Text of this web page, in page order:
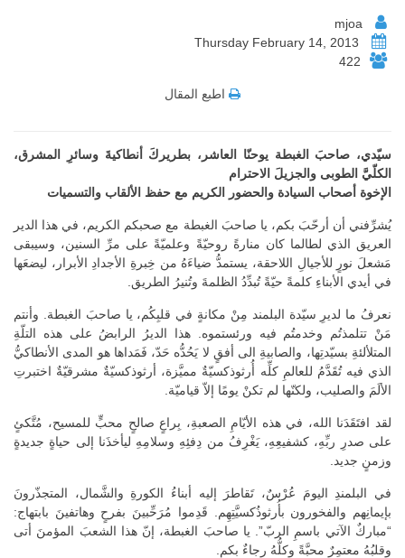
422
اطبع المقال
سيّدي، صاحبَ الغبطة يوحنّا العاشر، بطريركَ أنطاكيةَ وسائرِ المشرق،
الكلّيَّ الطوبى والجزيلَ الاحترام
الإخوة أصحاب السيادة والحضور الكريم مع حفظ الألقاب والتسميات
يُشرِّفني أن أرحّبَ بكم، يا صاحبَ الغبطة مع صحبكم الكريم، في هذا الدير
العريق الذي لطالما كان منارةً روحيّةً وعلميّةً على مرِّ السنين، وسيبقى
مَشعلَ نورٍ للأجيالِ اللاحقة، يستمدُّ ضياءَهُ من خِبرةِ الأجدادِ الأبرار، ليضعَها
في أيدي الأبناءِ كلمةً حيّةً تُبدِّدُ الظلمةَ وتُنيرُ الطريق.
نعرفُ ما لديرِ سيّدة البلمند مِنْ مكانةٍ في قلبِكُم، يا صاحبَ الغبطة. وأنتم
مَنْ تتلمذتُم وخدمتُم فيه ورئستموه. هذا الديرُ الرابضُ على هذه التلّةِ
المتلألئةِ بسيّدتِها، والصابيةِ الى أفقٍ لا يَحُدُّه حَدّ، فَمَداها هو المدى الأنطاكيُّ
الذي فيه تُقَدَّمُ للعالمِ كلِّه أُرثوذكسيّةٌ مميَّزة، أرثوذكسيّةٌ مشرقيّةٌ اختبرتِ
الألَمَ والصليب، ولكنّها لم تكنْ يومًا إلاّ قياميّة.
لقد افتَقَدَنا الله، في هذه الأيّامِ الصعبةِ، بِراعٍ صالحٍ محبٍّ للمسيح، مُتَّكئٍ
على صدرِ ربِّهِ، كشفيعِهِ، يَغْرِفُ من دِفئِهِ وسلامِهِ ليأخذَنا إلى حياةٍ جديدةٍ
وزمنٍ جديد.
في البلمندِ اليومَ عُرْسٌ، تَقاطرَ إليه أبناءُ الكورةِ والشَّمال، المتجذّرونَ
بإيمانِهم والفخورون بأُرثوذُكسيَّتِهِم. قَدِموا مُرَحِّبينَ بفرحٍ وهاتفينَ بابتهاج:
“مباركٌ الآتي باسمِ الربّ”. يا صاحبَ الغبطة، إنّ هذا الشعبَ المؤمنَ أتى
وقلبُهُ معتمِرٌ محبَّةً وكلُّهُ رجاءٌ بكم.